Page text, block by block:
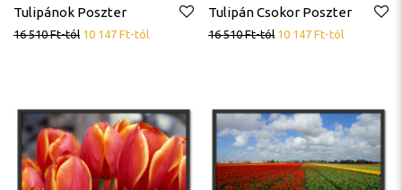
Tulipánok Poszter
16 510Ft-tól 10 147 Ft-tól
Tulipán Csokor Poszter
16 510Ft-tól 10 147 Ft-tól